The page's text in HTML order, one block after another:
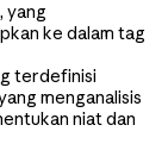
yang
ke dalam tag
terdefinisi
menganalisis
niat dan